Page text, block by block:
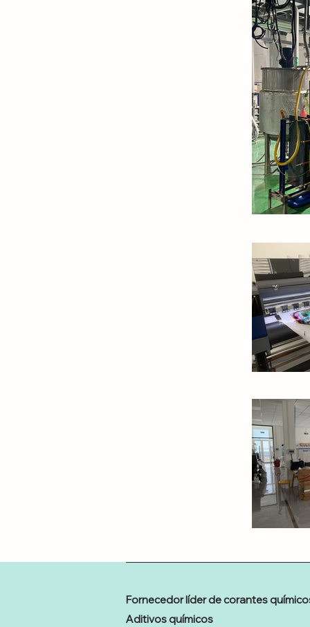
Fornecedor líder de corantes
Aditivos químicos